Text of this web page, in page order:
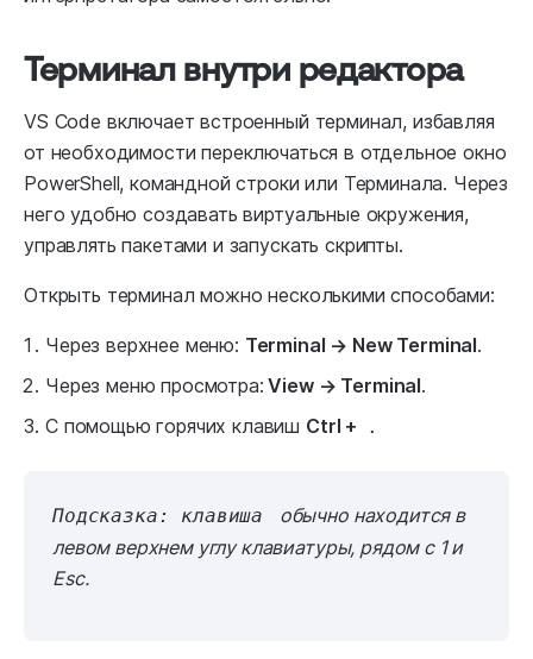
Терминал внутри редактора
VS Code включает встроенный терминал, избавляя
от необходимости переключаться в отдельное окно
PowerShell, командной строки или Терминала. Через
него удобно создавать виртуальные окружения,
управлять пакетами и запускать скрипты.
Открыть терминал можно несколькими способами:
Через верхнее меню: Terminal → New Terminal.
Через меню просмотра: View → Terminal.
С помощью горячих клавиш Ctrl + .
Подсказка: клавиша
обычно находится в
левом верхнем углу клавиатуры, рядом с 1 и
Esc.